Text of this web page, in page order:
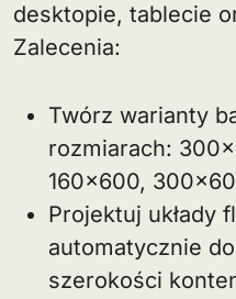
desktopie, tablecie
Zalecenia:
Twórz warianty
rozmiarach:
160×600,
Projektuj układy
automatycznie
szerokości